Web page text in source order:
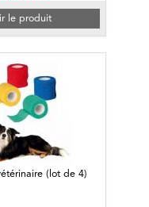
le produit
(lot de 4)